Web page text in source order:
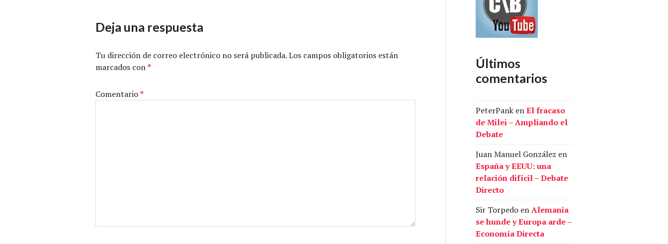
Deja una respuesta
Tu dirección de correo electrónico no será publicada.Los campos obligatorios están
marcados con*
Comentario*
Últimos
comentarios
PeterPank enEl fracaso
de Milei – Ampliando el
Debate
Juan Manuel González en
España y EEUU: una
relación difícil – Debate
Directo
Sir Torpedo enAlemania
se hunde y Europa arde –
Economía Directa